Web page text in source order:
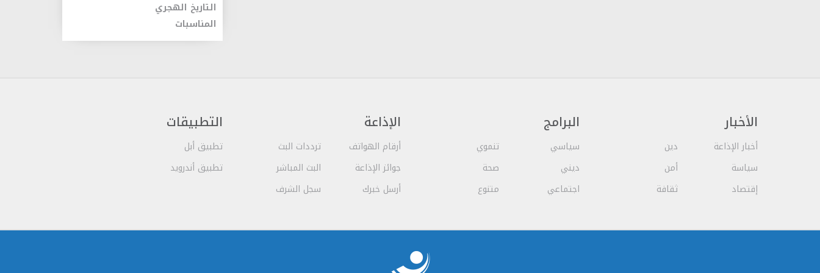
التاريخ الهجري
المناسبات
الأخبار
أخبار الإذاعة
سياسة
إقتصاد
دين
أمن
ثقافة
البرامج
سياسي
ديني
اجتماعي
تنموي
صحة
متنوع
الإذاعة
أرقام الهواتف
جوائز الإذاعة
أرسل خبرك
ترددات البث
البث المباشر
سجل الشرف
التطبيقات
تطبيق أبل
تطبيق أندرويد